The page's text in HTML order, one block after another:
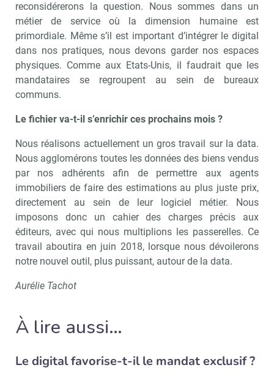
reconsidérerons la question. Nous sommes dans un
métier de service où la dimension humaine est
primordiale. Même s’il est important d’intégrer le digital
dans nos pratiques, nous devons garder nos espaces
physiques. Comme aux Etats-Unis, il faudrait que les
mandataires se regroupent au sein de bureaux
communs.
Le fichier va-t-il s’enrichir ces prochains mois ?
Nous réalisons actuellement un gros travail sur la data.
Nous agglomérons toutes les données des biens vendus
par nos adhérents afin de permettre aux agents
immobiliers de faire des estimations au plus juste prix,
directement au sein de leur logiciel métier. Nous
imposons donc un cahier des charges précis aux
éditeurs, avec qui nous multiplions les passerelles. Ce
travail aboutira en juin 2018, lorsque nous dévoilerons
notre nouvel outil, plus puissant, autour de la data.
Aurélie Tachot
À lire aussi…
Le digital favorise-t-il le mandat exclusif ?
Recevoir Immo Matin